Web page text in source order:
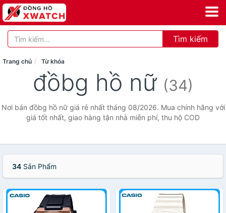
Tìm kiếm
Trang chủ Từ khóa
đồbg hồ nữ (34)
Nơi bán đồbg hồ nữ giá rẻ nhất tháng 08/2026. Mua chính hãng với
giá tốt nhất, giao hàng tận nhà miễn phí, thu hộ COD
34 Sản Phẩm